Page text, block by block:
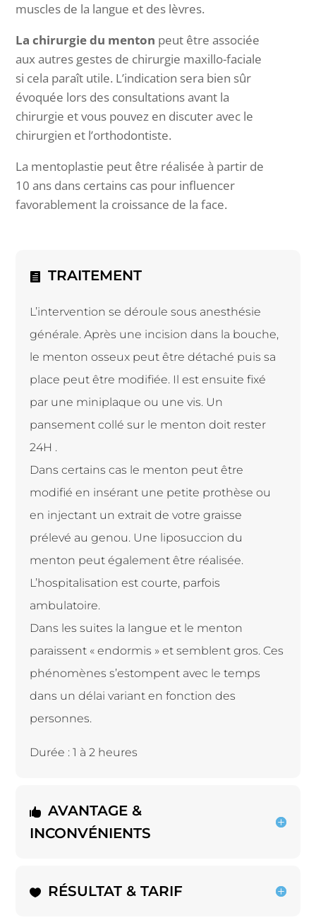
muscles de la langue et des lèvres.
La chirurgie du menton peut être associée
aux autres gestes de chirurgie maxillo-faciale
si cela paraît utile. L’indication sera bien sûr
évoquée lors des consultations avant la
chirurgie et vous pouvez en discuter avec le
chirurgien et l’orthodontiste.
La mentoplastie peut être réalisée à partir de
10 ans dans certains cas pour influencer
favorablement la croissance de la face.
TRAITEMENT
L’intervention se déroule sous anesthésie
générale. Après une incision dans la bouche,
le menton osseux peut être détaché puis sa
place peut être modifiée. Il est ensuite fixé
par une miniplaque ou une vis. Un
pansement collé sur le menton doit rester
24H .
Dans certains cas le menton peut être
modifié en insérant une petite prothèse ou
en injectant un extrait de votre graisse
prélevé au genou. Une liposuccion du
menton peut également être réalisée.
L’hospitalisation est courte, parfois
ambulatoire.
Dans les suites la langue et le menton
paraissent « endormis » et semblent gros. Ces
phénomènes s’estompent avec le temps
dans un délai variant en fonction des
personnes.
Durée : 1 à 2 heures
AVANTAGE &
INCONVÉNIENTS
RÉSULTAT & TARIF